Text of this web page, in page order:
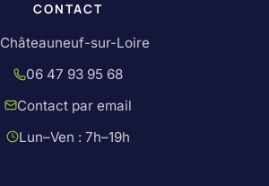
CONTACT
Châteauneuf-sur-Loire
06 47 93 95 68
Contact par email
Lun–Ven : 7h–19h